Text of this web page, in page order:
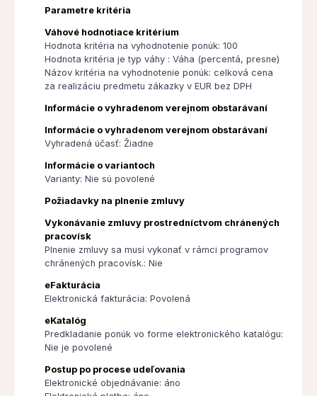
Parametre kritéria
Váhové hodnotiace kritérium
Hodnota kritéria na vyhodnotenie ponúk: 100
Hodnota kritéria je typ váhy : Váha (percentá, presne)
Názov kritéria na vyhodnotenie ponúk: celková cena
za realizáciu predmetu zákazky v EUR bez DPH
Informácie o vyhradenom verejnom obstarávaní
Informácie o vyhradenom verejnom obstarávaní
Vyhradená účasť: Žiadne
Informácie o variantoch
Varianty: Nie sú povolené
Požiadavky na plnenie zmluvy
Vykonávanie zmluvy prostredníctvom chránených
pracovísk
Plnenie zmluvy sa musí vykonať v rámci programov
chránených pracovísk.: Nie
eFakturácia
Elektronická fakturácia: Povolená
eKatalóg
Predkladanie ponúk vo forme elektronického katalógu:
Nie je povolené
Postup po procese udeľovania
Elektronické objednávanie: áno